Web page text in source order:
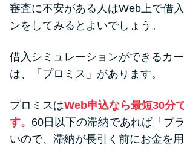
審査に不安がある人はWeb上で借
ンをしてみるとよいでしょう。
借入シミュレーションができるカ
は、「プロミス」があります。
プロミスはWeb申込なら最短30分
す。 60日以下の滞納であれば「ブ
いので、滞納が長引く前にお金を用